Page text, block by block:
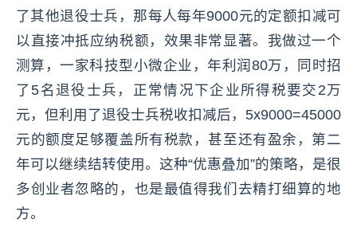
了其他退役士兵，那每人每年9000元的定额扣减可
以直接冲抵应纳税额，效果非常显著。我做过一个
测算，一家科技型小微企业，年利润80万，同时招
了5名退役士兵，正常情况下企业所得税要交2万
元，但利用了退役士兵税收扣减后，5x9000=45000
元的额度足够覆盖所有税款，甚至还有盈余，第二
年可以继续结转使用。这种“优惠叠加”的策略，是很
多创业者忽略的，也是最值得我们去精打细算的地
方。